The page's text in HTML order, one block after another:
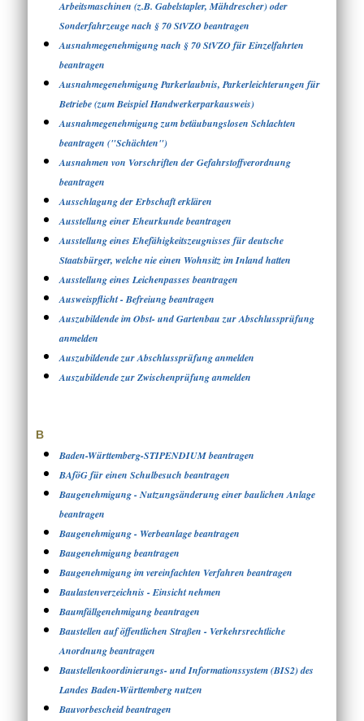
Arbeitsmaschinen (z.B. Gabelstapler, Mähdrescher) oder
Sonderfahrzeuge nach § 70 StVZO beantragen
Ausnahmegenehmigung nach § 70 StVZO für Einzelfahrten
beantragen
Ausnahmegenehmigung Parkerlaubnis, Parkerleichterungen für
Betriebe (zum Beispiel Handwerkerparkausweis)
Ausnahmegenehmigung zum betäubungslosen Schlachten
beantragen ("Schächten")
Ausnahmen von Vorschriften der Gefahrstoffverordnung
beantragen
Ausschlagung der Erbschaft erklären
Ausstellung einer Eheurkunde beantragen
Ausstellung eines Ehefähigkeitszeugnisses für deutsche
Staatsbürger, welche nie einen Wohnsitz im Inland hatten
Ausstellung eines Leichenpasses beantragen
Ausweispflicht - Befreiung beantragen
Auszubildende im Obst- und Gartenbau zur Abschlussprüfung
anmelden
Auszubildende zur Abschlussprüfung anmelden
Auszubildende zur Zwischenprüfung anmelden
B
Baden-Württemberg-STIPENDIUM beantragen
BAföG für einen Schulbesuch beantragen
Baugenehmigung - Nutzungsänderung einer baulichen Anlage
beantragen
Baugenehmigung - Werbeanlage beantragen
Baugenehmigung beantragen
Baugenehmigung im vereinfachten Verfahren beantragen
Baulastenverzeichnis - Einsicht nehmen
Baumfällgenehmigung beantragen
Baustellen auf öffentlichen Straßen - Verkehrsrechtliche
Anordnung beantragen
Baustellenkoordinierungs- und Informationssystem (BIS2) des
Landes Baden-Württemberg nutzen
Bauvorbescheid beantragen